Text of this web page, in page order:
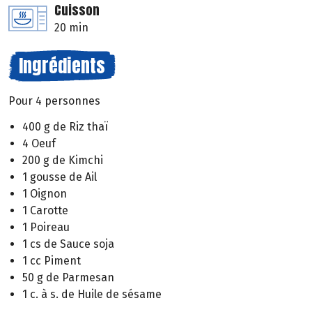
Cuisson
20 min
Ingrédients
Pour 4 personnes
400 g de Riz thaï
4 Oeuf
200 g de Kimchi
1 gousse de Ail
1 Oignon
1 Carotte
1 Poireau
1 cs de Sauce soja
1 cc Piment
50 g de Parmesan
1 c. à s. de Huile de sésame